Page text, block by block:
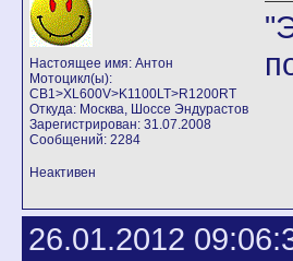
Настоящее имя: Антон
Мотоцикл(ы):
CB1>XL600V>K1100LT>R1200RT
Откуда: Москва, Шоссе Эндурастов
Зарегистрирован: 31.07.2008
Сообщений: 2284
Неактивен
26.01.2012